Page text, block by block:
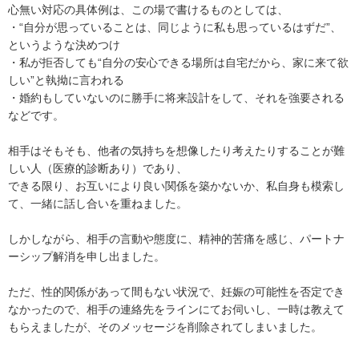
心無い対応の具体例は、この場で書けるものとしては、
・“自分が思っていることは、同じように私も思っているはずだ”、
というような決めつけ
・私が拒否しても“自分の安心できる場所は自宅だから、家に来て欲
しい”と執拗に言われる
・婚約もしていないのに勝手に将来設計をして、それを強要される
などです。
相手はそもそも、他者の気持ちを想像したり考えたりすることが難
しい人（医療的診断あり）であり、
できる限り、お互いにより良い関係を築かないか、私自身も模索し
て、一緒に話し合いを重ねました。
しかしながら、相手の言動や態度に、精神的苦痛を感じ、パートナ
ーシップ解消を申し出ました。
ただ、性的関係があって間もない状況で、妊娠の可能性を否定でき
なかったので、相手の連絡先をラインにてお伺いし、一時は教えて
もらえましたが、そのメッセージを削除されてしまいました。